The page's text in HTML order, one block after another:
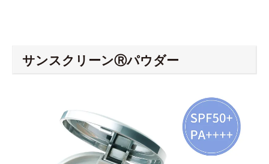
サンスクリーンⓇパウダー